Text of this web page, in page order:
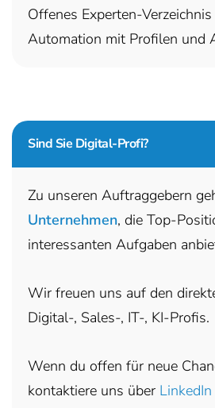
Offenes Experten-
Automation mit Profilen und
Sind Sie Digital-Profi?
Zu unseren Auftraggebern
Unternehmen, die Top-
interessanten Aufgaben
Wir freuen uns auf den
Digital-, Sales-, IT-, KI-Profis.
Wenn du offen für neue
kontaktiere uns über LinkedIn